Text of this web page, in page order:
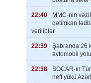
22:40
MMC-nin
qətimkan
veriliblər
22:39
Şabranda 26
avtomobil
22:38
SOCAR-ın
neft yükü